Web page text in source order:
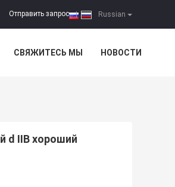
Russian
Отправить запрос |
СВЯЖИТЕСЬ МЫ НОВОСТИ
d IIB хороший